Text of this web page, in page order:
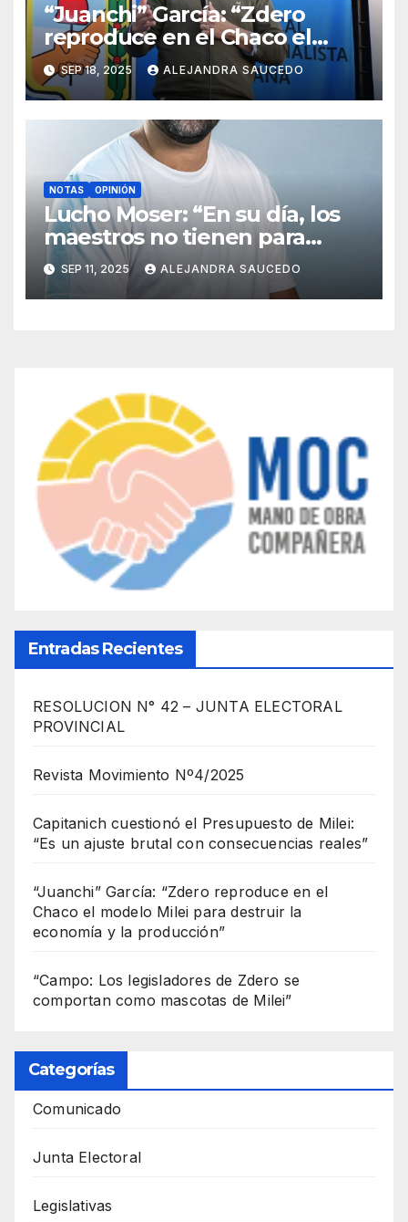
“Juanchi” García: “Zdero
reproduce en el Chaco el
modelo Milei para destruir la
economía y la producción”
SEP 18, 2025 ALEJANDRA SAUCEDO
NOTAS OPINIÓN
Lucho Moser: “En su día, los
maestros no tienen para
festejar por el ajuste de Milei
y Zdero”
SEP 11, 2025 ALEJANDRA SAUCEDO
Entradas Recientes
RESOLUCION N° 42 – JUNTA ELECTORAL
PROVINCIAL
Revista Movimiento Nº4/2025
Capitanich cuestionó el Presupuesto de Milei:
“Es un ajuste brutal con consecuencias reales”
“Juanchi” García: “Zdero reproduce en el
Chaco el modelo Milei para destruir la
economía y la producción”
“Campo: Los legisladores de Zdero se
comportan como mascotas de Milei”
Categorías
Comunicado
Junta Electoral
Legislativas